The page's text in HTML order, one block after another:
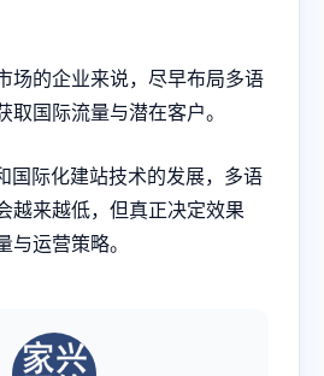
场的企业来说，尽早布局多语
取国际流量与潜在客户。
国际化建站技术的发展，多语
越来越低，但真正决定效果
与运营策略。